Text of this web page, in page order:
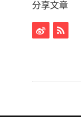
分享文章